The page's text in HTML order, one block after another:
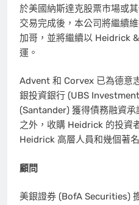
於美國納斯達克股票市場或
交易完成後，本公司將繼續
加哥，並將繼續以 Heidrick
運。
Advent 和 Corvex 已為德意
銀投資銀行 (UBS
(Santander) 獲得債務融資
之外，收購 Heidrick 的投資
Heidrick 高層人員和幾個著
顧問
美銀證券 (BofA Securities)